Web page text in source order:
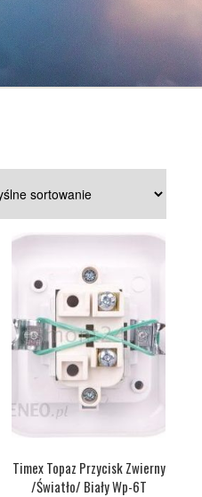
Timex Topaz Przycisk Zwierny
/Światło/ Biały Wp-6T